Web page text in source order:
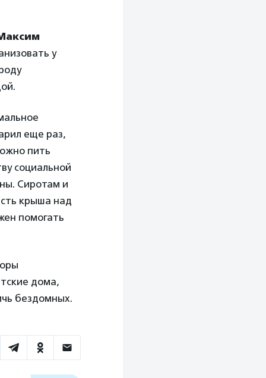
у
еще раз,
пить
социальной
Сиротам и
крыша над
помогать
дома,
бездомных.